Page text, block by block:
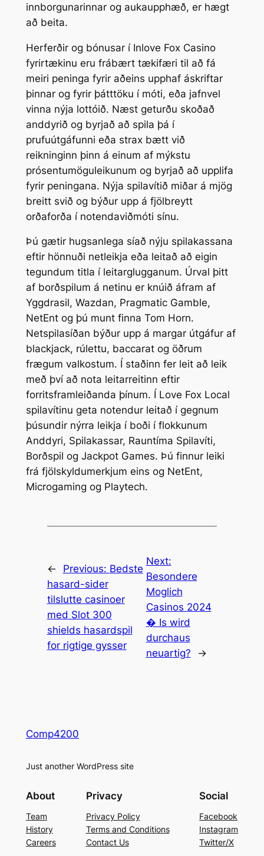
innborgunarinnar og aukaupphæð, er hægt
að beita.
Herferðir og bónusar í Inlove Fox Casino
fyrirtækinu eru frábært tækifæri til að fá
meiri peninga fyrir aðeins upphaf áskriftar
þinnar og fyrir þátttöku í móti, eða jafnvel
vinna nýja lottóið. Næst geturðu skoðað
anddyrið og byrjað að spila þá í
prufuútgáfunni eða strax bætt við
reikninginn þinn á einum af mýkstu
prósentumöguleikunum og byrjað að upplifa
fyrir peningana. Nýja spilavítið miðar á mjög
breitt svið og býður upp á fjölbreytt
orðaforða í notendaviðmóti sínu.
Þú gætir hugsanlega síað nýju spilakassana
eftir hönnuði netleikja eða leitað að eigin
tegundum titla í leitarglugganum. Úrval þitt
af borðspilum á netinu er knúið áfram af
Yggdrasil, Wazdan, Pragmatic Gamble,
NetEnt og þú munt finna Tom Horn.
Netspilasíðan býður upp á margar útgáfur af
blackjack, rúlettu, baccarat og öðrum
frægum valkostum. Í staðinn fer leit að leik
með því að nota leitarreitinn eftir
forritsframleiðanda þínum. Í Love Fox Local
spilavítinu geta notendur leitað í gegnum
þúsundir nýrra leikja í boði í flokkunum
Anddyri, Spilakassar, Rauntíma Spilavíti,
Borðspil og Jackpot Games. Þú finnur leiki
frá fjölskyldumerkjum eins og NetEnt,
Microgaming og Playtech.
← Previous: Bedste
hasard-sider
tilslutte casinoer
med Slot 300
shields hasardspil
for rigtige gysser
Next:
Besondere
Moglich
Casinos 2024
� Is wird
durchaus
neuartig?
→
Comp4200
Just another WordPress site
About
Team
History
Careers
Privacy
Privacy Policy
Terms and Conditions
Contact Us
Social
Facebook
Instagram
Twitter/X